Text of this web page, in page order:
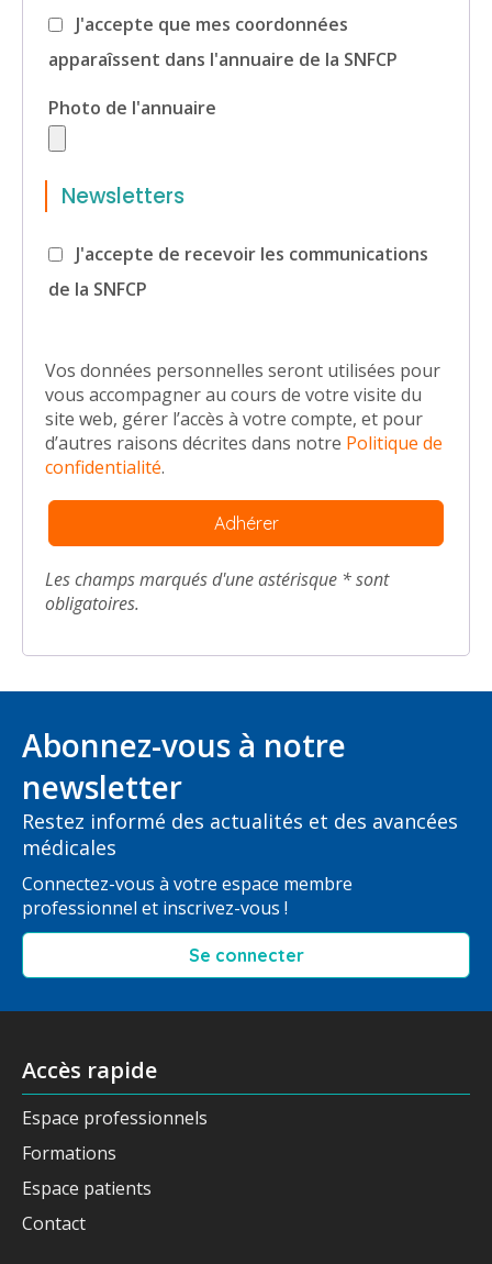
J'accepte que mes coordonnées
apparaîssent dans l'annuaire de la SNFCP
Photo de l'annuaire
Newsletters
J'accepte de recevoir les communications
de la SNFCP
Vos données personnelles seront utilisées pour
vous accompagner au cours de votre visite du
site web, gérer l’accès à votre compte, et pour
d’autres raisons décrites dans notre Politique de
confidentialité.
Les champs marqués d'une astérisque * sont
obligatoires.
Abonnez-vous à notre
newsletter
Restez informé des actualités et des avancées
médicales
Connectez-vous à votre espace membre
professionnel et inscrivez-vous !
Se connecter
Accès rapide
Espace professionnels
Formations
Espace patients
Contact